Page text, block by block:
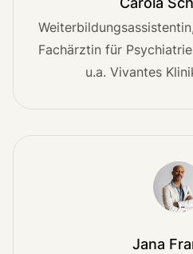
Fachärztin für
u.a. Vivantes
Jana